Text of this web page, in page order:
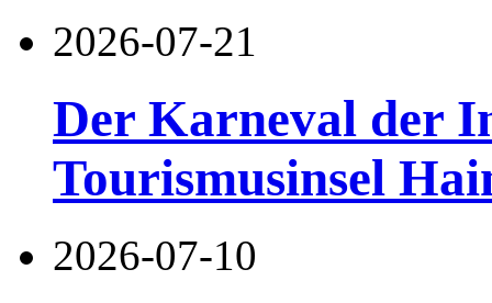
2026-07-21
Der Karneval der
Tourismusinsel
2026-07-10